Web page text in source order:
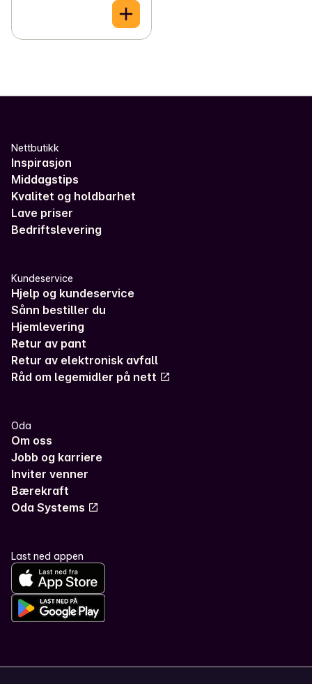
Nettbutikk
Inspirasjon
Middagstips
Kvalitet og holdbarhet
Lave priser
Bedriftslevering
Kundeservice
Hjelp og kundeservice
Sånn bestiller du
Hjemlevering
Retur av pant
Retur av elektronisk avfall
Råd om legemidler på nett
Oda
Om oss
Jobb og karriere
Inviter venner
Bærekraft
Oda Systems
Last ned appen